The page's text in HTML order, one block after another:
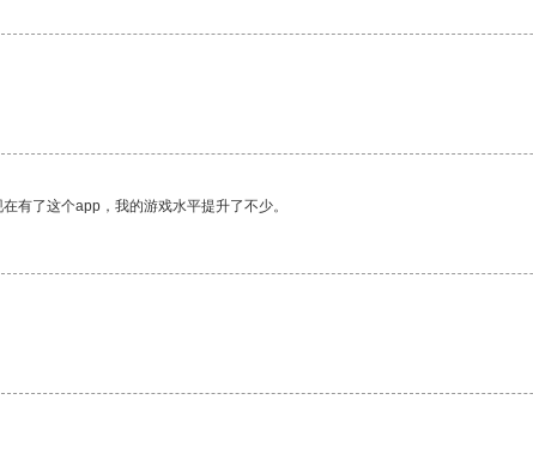
有了这个app，我的游戏水平提升了不少。